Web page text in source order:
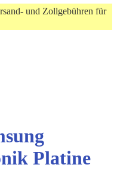
und Zollgebühren für
Platine